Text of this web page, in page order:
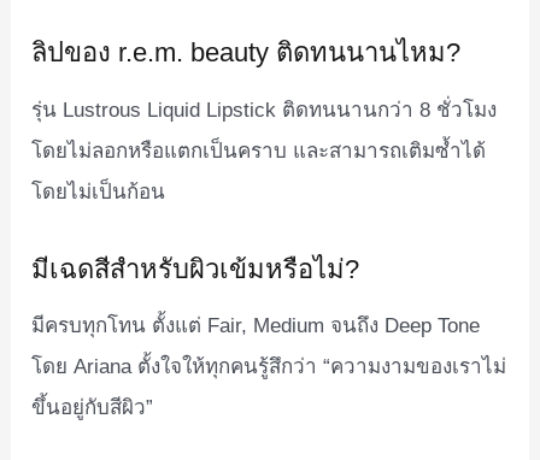
ลิปของ r.e.m. beauty ติดทนนานไหม?
รุ่น Lustrous Liquid Lipstick ติดทนนานกว่า 8 ชั่วโมง
โดยไม่ลอกหรือแตกเป็นคราบ และสามารถเติมซ้ำได้
โดยไม่เป็นก้อน
มีเฉดสีสำหรับผิวเข้มหรือไม่?
มีครบทุกโทน ตั้งแต่ Fair, Medium จนถึง Deep Tone
โดย Ariana ตั้งใจให้ทุกคนรู้สึกว่า “ความงามของเราไม่
ขึ้นอยู่กับสีผิว”